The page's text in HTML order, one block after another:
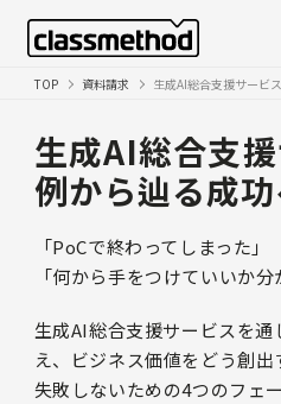
TOP 資料請求 生成AI総合支援サービ
生成AI総合支
例から辿る成
「PoCで終わってしまった」
「何から手をつけていいか分
生成AI総合支援サービスを
え、ビジネス価値をどう創出
失敗しないための4つのフェ